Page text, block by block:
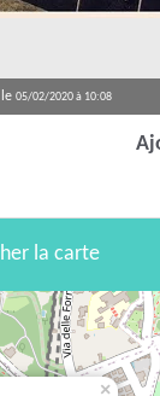
le 05/02/2020 à 10:08
la carte
×